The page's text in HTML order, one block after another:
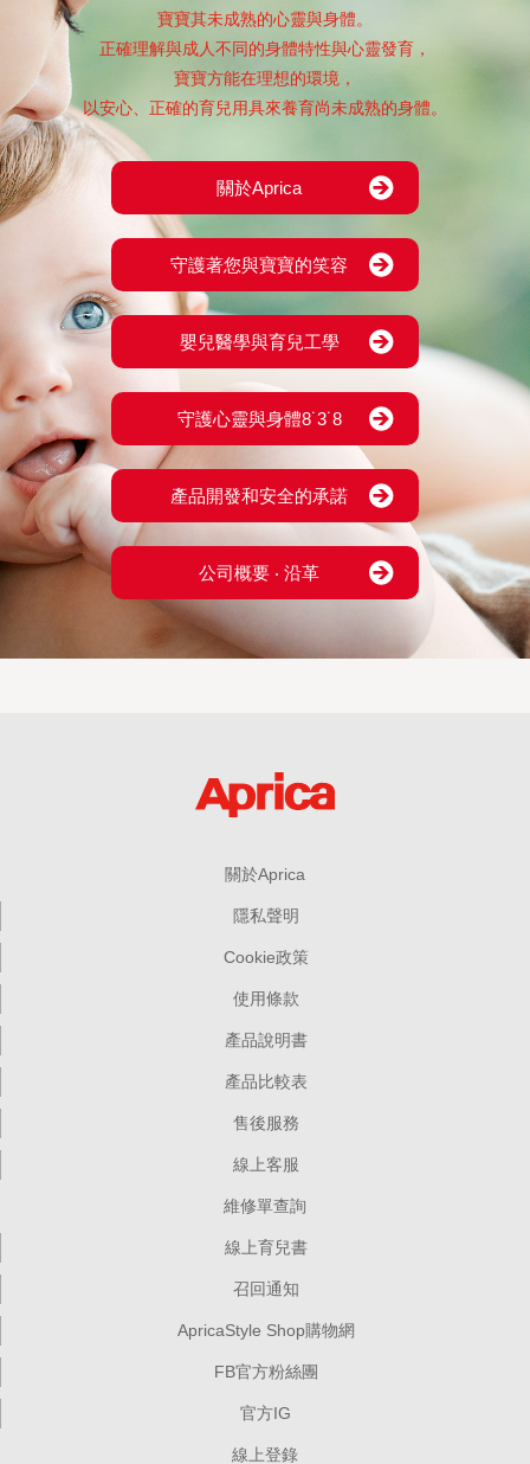
寶寶其未成熟的心靈與身體。
正確理解與成人不同的身體特性與心靈發育，
寶寶方能在理想的環境，
以安心、正確的育兒用具來養育尚未成熟的身體。
關於Aprica
守護著您與寶寶的笑容
嬰兒醫學與育兒工學
守護心靈與身體8˙3˙8
產品開發和安全的承諾
公司概要 ‧ 沿革
關於Aprica
隱私聲明
Cookie政策
使用條款
產品說明書
產品比較表
售後服務
線上客服
維修單查詢
線上育兒書
召回通知
ApricaStyle Shop購物網
FB官方粉絲團
官方IG
線上登錄